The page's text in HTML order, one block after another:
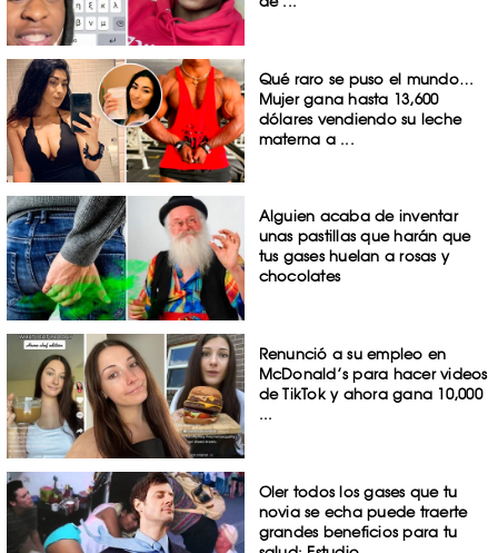
Qué raro se puso el mundo…
Mujer gana hasta 13,600
dólares vendiendo su leche
materna a ...
Alguien acaba de inventar
unas pastillas que harán que
tus gases huelan a rosas y
chocolates
Renunció a su empleo en
McDonald’s para hacer videos
de TikTok y ahora gana 10,000
...
Oler todos los gases que tu
novia se echa puede traerte
grandes beneficios para tu